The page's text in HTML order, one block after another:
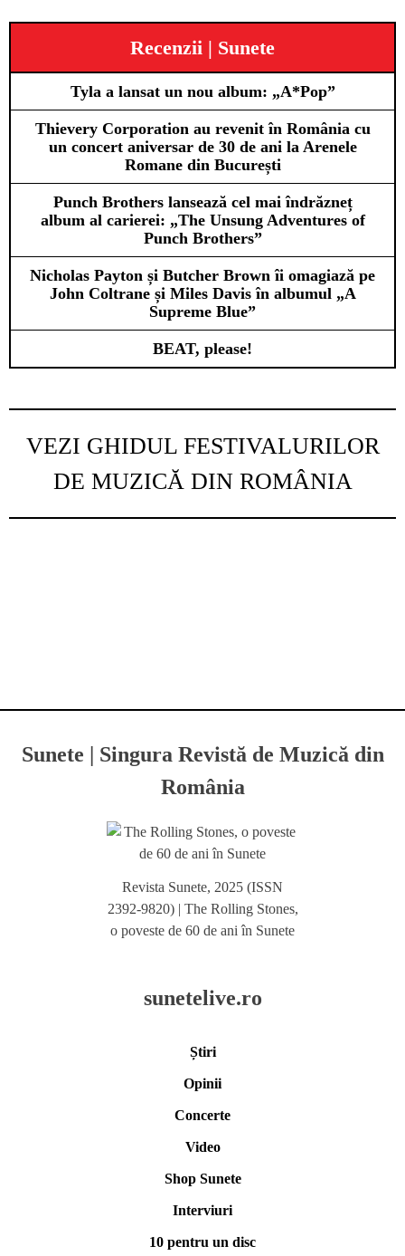
Recenzii | Sunete
Tyla a lansat un nou album: „A*Pop”
Thievery Corporation au revenit în România cu
un concert aniversar de 30 de ani la Arenele
Romane din București
Punch Brothers lansează cel mai îndrăzneț
album al carierei: „The Unsung Adventures of
Punch Brothers”
Nicholas Payton și Butcher Brown îi omagiază pe
John Coltrane și Miles Davis în albumul „A
Supreme Blue”
BEAT, please!
VEZI GHIDUL FESTIVALURILOR
DE MUZICĂ DIN ROMÂNIA
Sunete | Singura Revistă de Muzică din
România
Revista Sunete, 2025 (ISSN
2392-9820) | The Rolling Stones,
o poveste de 60 de ani în Sunete
sunetelive.ro
Știri
Opinii
Concerte
Video
Shop Sunete
Interviuri
10 pentru un disc